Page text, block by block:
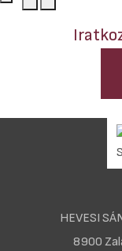
HEVESI
8900